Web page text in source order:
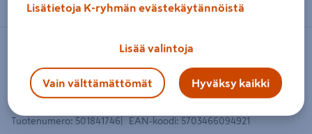
Lämpökaapelimatto DEVI DTIF-150
75W 230V 0.5x1m
Tuotenumero: 501841746 EAN-koodi: 5703466094921
Lisätietoja K-ryhmän evästekäytännöistä
Lisää valintoja
Vain välttämättömät Hyväksy kaikki